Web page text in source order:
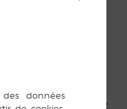
ORGANISATEUR